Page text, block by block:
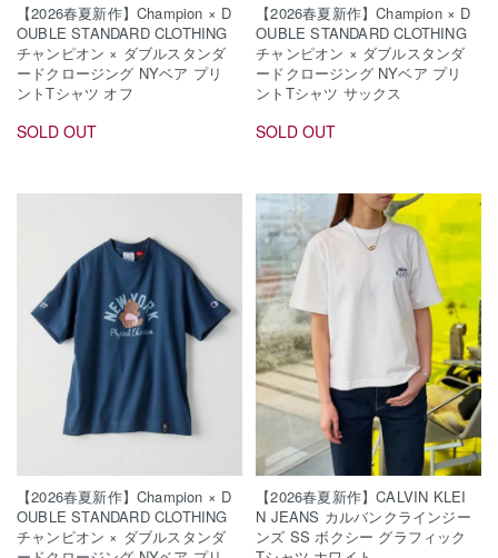
【2026春夏新作】Champion × D
OUBLE STANDARD CLOTHING
チャンピオン × ダブルスタンダ
ードクロージング NYベア プリ
ントTシャツ オフ
SOLD OUT
【2026春夏新作】Champion × D
OUBLE STANDARD CLOTHING
チャンピオン × ダブルスタンダ
ードクロージング NYベア プリ
ントTシャツ サックス
SOLD OUT
【2026春夏新作】Champion × D
OUBLE STANDARD CLOTHING
チャンピオン × ダブルスタンダ
【2026春夏新作】CALVIN KLEI
N JEANS カルバンクラインジー
ンズ SS ボクシー グラフィック